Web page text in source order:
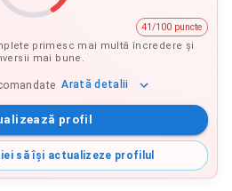
41/100 puncte
primesc mai multă încredere și
mai bune.
Arată detalii
profil
să își actualizeze profilul